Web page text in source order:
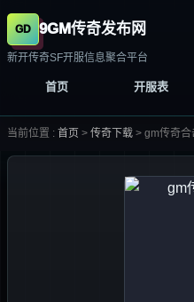
9GM传奇发布网
新开传奇SF开服信息聚合平台
首页 开服表
当前位置 : 首页 > 传奇下载 > gm传奇合